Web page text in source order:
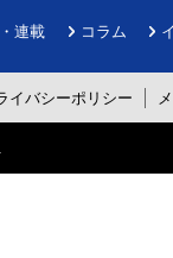
連載 コラム
イバシーポリシー